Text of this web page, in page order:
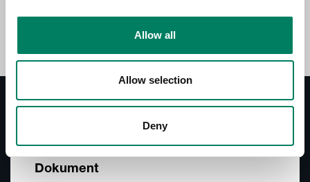
Allow all
Allow selection
Deny
Dokument